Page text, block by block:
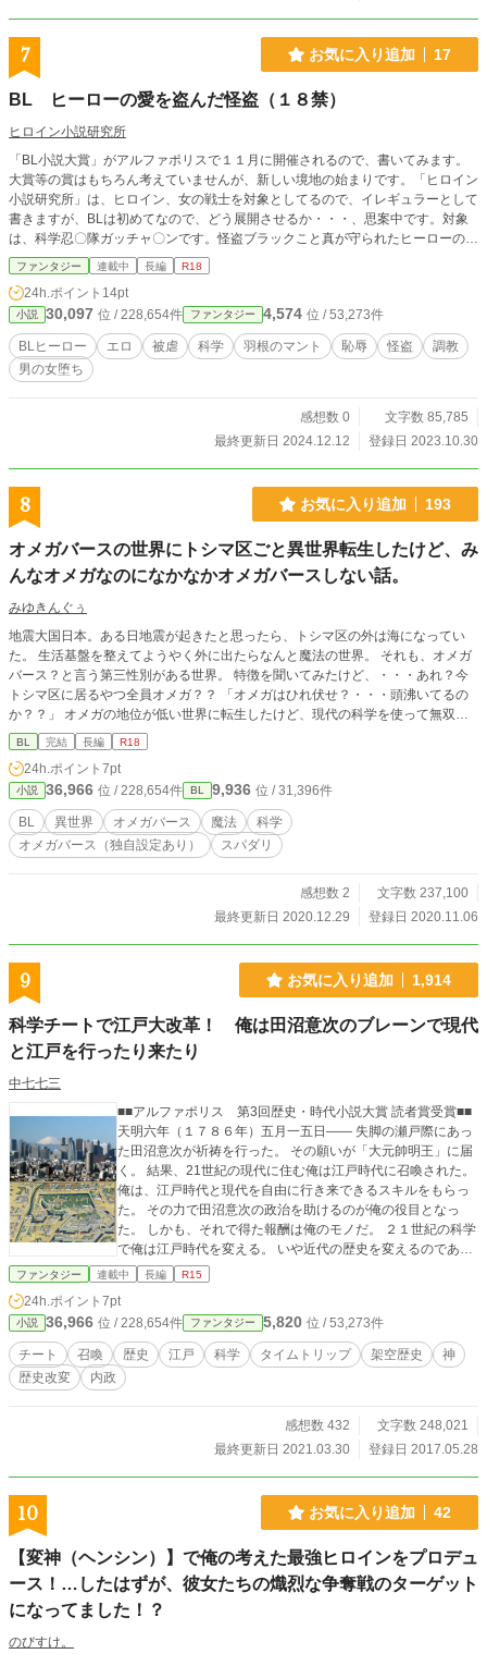
7 お気に入り追加 17
BL ヒーローの愛を盗んだ怪盗（１８禁）
ヒロイン小説研究所
「BL小説大賞」がアルファポリスで１１月に開催されるので、書いてみます。
大賞等の賞はもちろん考えていませんが、新しい境地の始まりです。「ヒロイン
小説研究所」は、ヒロイン、女の戦士を対象としてるので、イレギュラーとして
書きますが、BLは初めてなので、どう展開させるか・・・、思案中です。対象
は、科学忍〇隊ガッチャ〇ンです。怪盗ブラックこと真が守られたヒーローのお
尻にぶちこみたいという被虐的な感情から始まります。 新人３人が入って、
複雑な人間関係になっていきます。
ファンタジー 連載中 長編 R18
24h.ポイント 14pt
小説 30,097 位 / 228,654件 ファンタジー 4,574 位 / 53,273件
BLヒーロー エロ 被虐 科学 羽根のマント 恥辱 怪盗
調教
男の女堕ち
感想数 0
文字数 85,785
最終更新日 2024.12.12
登録日 2023.10.30
8 お気に入り追加 193
オメガバースの世界にトシマ区ごと異世界転生したけど、み
んなオメガなのになかなかオメガバースしない話。
みゆきんぐぅ
地震大国日本。ある日地震が起きたと思ったら、トシマ区の外は海になってい
た。 生活基盤を整えてようやく外に出たらなんと魔法の世界。 それも、オメガ
バース？と言う第三性別がある世界。 特徴を聞いてみたけど、・・・あれ？今
トシマ区に居るやつ全員オメガ？？ 「オメガはひれ伏せ？・・・頭沸いてるの
か？？」 オメガの地位が低い世界に転生したけど、現代の科学を使って無双し
ます。 ただ、早い段階で番ができます。 なにがオメガバースしないかという
と・・・それは本編で確認してし見てくださいw 「婚約破棄され売れ残りなの
に、粘着質次期宰相につかまりました。」 が、終わったら書き始めます。 ※誤
字脱字超絶ごめんなさい ※短話ですけど1話ではないです。浮かぶ限りかきます
です。（12話で収まればいいな） ※ヨーロッパ風中世ファンタジーと、現代が
同時に出てきます。 ※オメガバースのルールは独自ルールが入ります。（オメ
ガ同士妊娠できたり） ※（私が書く）受けは快楽に弱いです。 ※目指せ1日1回
BL 完結 長編 R18
24h.ポイント 7pt
小説 36,966 位 / 228,654件 BL 9,936 位 / 31,396件
BL 異世界 オメガバース 魔法
科学
オメガバース（独自設定あり）
スパダリ
感想数 2
文字数 237,100
最終更新日 2020.12.29
登録日 2020.11.06
9 お気に入り追加 1,914
科学チートで江戸大改革！ 俺は田沼意次のブレーンで現代
と江戸を行ったり来たり
中七七三
■■アルファポリス 第3回歴史・時代小説大賞 読者賞受賞■■
天明六年（１７８６年）五月一五日―― 失脚の瀬戸際にあっ
た田沼意次が祈祷を行った。 その願いが「大元帥明王」に届
く。 結果、21世紀の現代に住む俺は江戸時代に召喚された。
俺は、江戸時代と現代を自由に行き来できるスキルをもらっ
た。 その力で田沼意次の政治を助けるのが俺の役目となっ
た。 しかも、それで得た報酬は俺のモノだ。 ２１世紀の科学
で俺は江戸時代を変える。 いや近代の歴史を変えるのであ
る。 2017/9/19 プロ編集者の評価を自分なりに消化して、主
れからの展開でカバーするとしてですね。 冒頭で主人公が選
ばれるのが唐突なので、その辺りつながるような話を0話プロ
ローグで追加しました。 失敗の場合、消して元に戻します。
ファンタジー 連載中 長編 R15
24h.ポイント 7pt
小説 36,966 位 / 228,654件 ファンタジー 5,820 位 / 53,273件
チート 召喚 歴史 江戸 科学 タイムトリップ 架空歴史
神
歴史改変
内政
感想数 432
文字数 248,021
最終更新日 2021.03.30
登録日 2017.05.28
10 お気に入り追加 42
【変神（ヘンシン）】で俺の考えた最強ヒロインをプロデュ
ース！…したはずが、彼女たちの熾烈な争奪戦のターゲット
になってました！？
のびすけ。